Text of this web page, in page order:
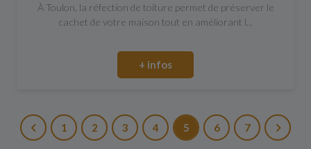
À Toulon, la réfection de toiture permet de préserver le
cachet de votre maison tout en améliorant l...
+ infos
1 2 3 4 5 6 7